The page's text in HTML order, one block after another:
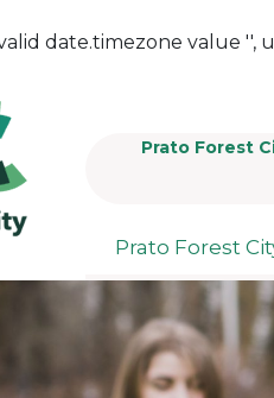
date.timezone value '',
Prato Forest
Prato Forest